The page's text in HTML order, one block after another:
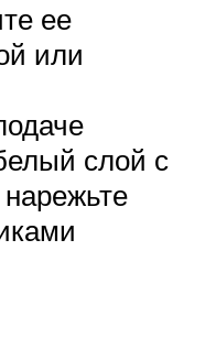
ее
или
слой с